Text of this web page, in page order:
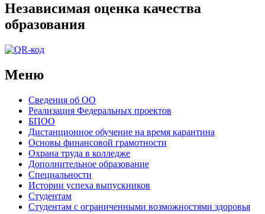
Независимая оценка качества
образования
Меню
Сведения об ОО
Реализация Федеральных проектов
БПОО
Дистанционное обучение на время карантина
Основы финансовой грамотности
Охрана труда в колледже
Дополнительное образование
Специальности
Истории успеха выпускников
Студентам
Студентам с ограниченными возможностями здоровья